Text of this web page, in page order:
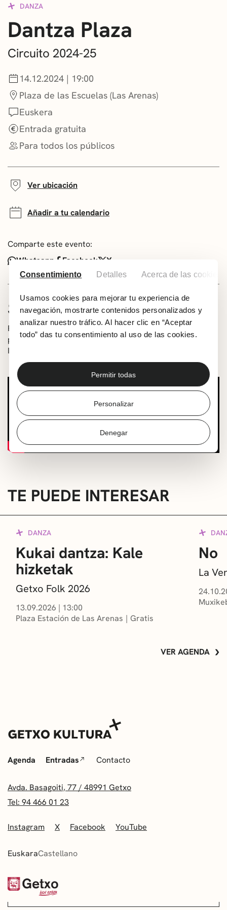
Consentimiento Detalles Acerca de las cookies
Usamos cookies para mejorar tu experiencia de
navegación, mostrarte contenidos personalizados y
analizar nuestro tráfico. Al hacer clic en “Aceptar
todo” das tu consentimiento al uso de las cookies.
Permitir todas
Personalizar
Denegar
NOTICIAS
GETXO KULTURA
ASOCIACIONES CULTURALES
DANZA
Dantza Plaza
Circuito 2024-25
14.12.2024 | 19:00
Plaza de las Escuelas (Las Arenas)
Euskera
Entrada gratuita
Para todos los públicos
Ver ubicación
Añadir a tu calendario
Comparte este evento:
Whatsapp
Facebook X
SOBRE LA ACTIVIDAD
Romería popular a cargo de grupos locales y con
participación abierta. Grupos: Agurra, Berantzagi,
Itxartu, Itxas Argia y Zasi Eskola.
TE PUEDE INTERESAR
DANZA
Kukai dantza: Kale
hizketak
Getxo Folk 2026
13.09.2026 | 13:00
Plaza Estación de Las Arenas
Gratis
No
La
VER AGENDA
Agenda Entradas Contacto
Avda. Basagoiti, 77 / 48991 Getxo
Tel: 94 466 01 23
Instagram X Facebook YouTube
EuskaraCastellano